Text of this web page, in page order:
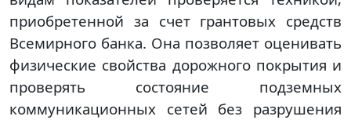
приобретенной за счет грантовых средств
Всемирного банка. Она позволяет оценивать
физические свойства дорожного покрытия и
проверять состояние подземных
коммуникационных сетей без разрушения